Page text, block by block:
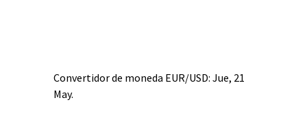
Convertidor de moneda EUR/USD: Jue, 21
May.